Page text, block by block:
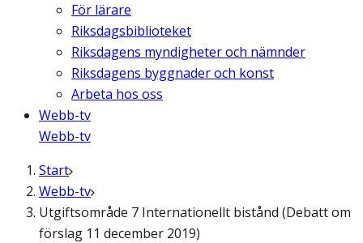
För lärare
Riksdagsbiblioteket
Riksdagens myndigheter och nämnder
Riksdagens byggnader och konst
Arbeta hos oss
Webb-tv
Webb-tv
Start
Webb-tv
Utgiftsområde 7 Internationellt bistånd (Debatt om
förslag 11 december 2019)